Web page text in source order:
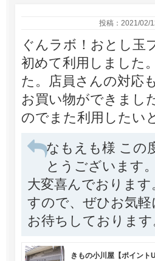
投稿：2021/02/
ぐんラボ！おとし玉
初めて利用しました
た。店員さんの対応
お買い物ができまし
のでまた利用したい
なもえも様 この
とうございます
大変喜んでおりま
すので、ぜひお気
お待ちしております
きもの小川屋【ポイント